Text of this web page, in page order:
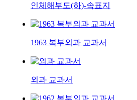
인체해부도(하)-속표지
1963 복부외과 교과서
외과 교과서